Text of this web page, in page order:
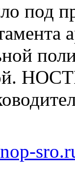
под